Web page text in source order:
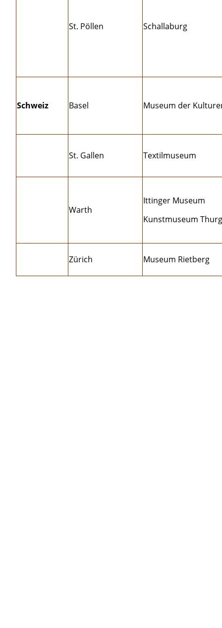
St. Pöllen Schallaburg
Schweiz Basel Museum der
St. Gallen Textilmuseum
Warth
Ittinger Museum
Kunstmuseum
Zürich Museum Rietberg